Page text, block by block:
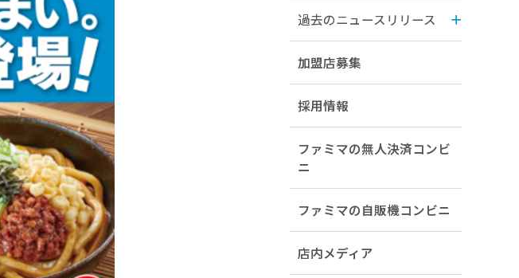
過去のニュースリリース
加盟店募集
採用情報
ファミマの無人決済コンビ
ニ
ファミマの自販機コンビニ
店内メディア